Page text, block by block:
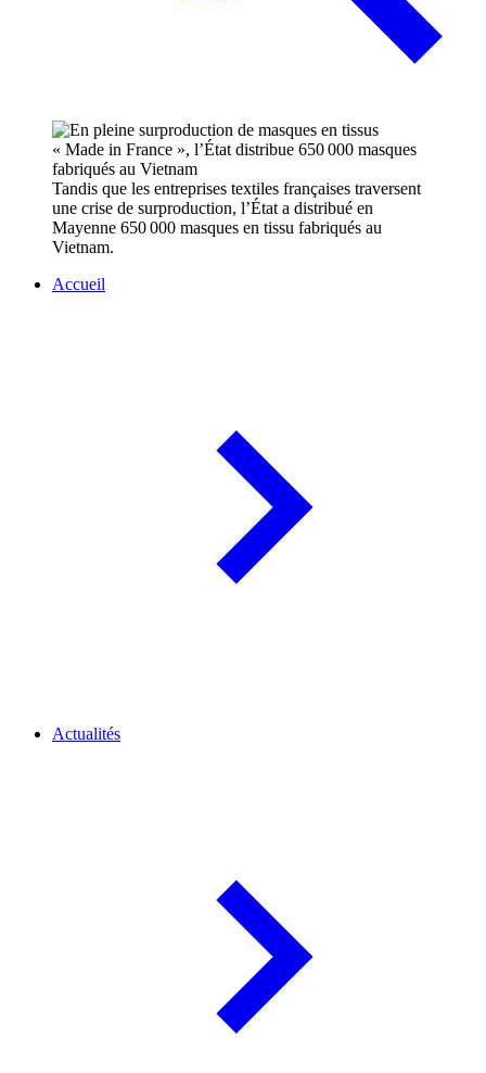
Tandis que les entreprises textiles françaises traversent
une crise de surproduction, l’État a distribué en
Mayenne 650 000 masques en tissu fabriqués au
Vietnam.
Accueil
Actualités